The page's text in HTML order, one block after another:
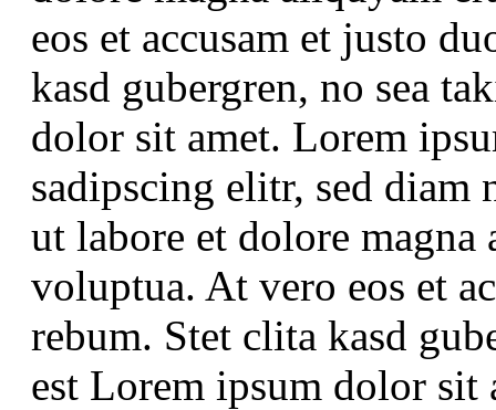
eos et accusam et justo
kasd gubergren, no sea
dolor sit amet. Lorem
sadipscing elitr, sed
ut labore et dolore magna
voluptua. At vero eos et
rebum. Stet clita kasd
est Lorem ipsum dolor sit